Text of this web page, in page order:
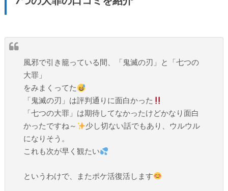
風邪で引き籠っている間、「鬼滅の刃」と「七つの
大罪」
をみまくってた
「鬼滅の刃」は評判通りに面白かった
「七つの大罪」は期待してなかったけどかなり面白
かったですね～
少し切ない話でもあり、ウルウル
になりそう。
これも次が早く観たい
というわけで、またポケ活復活します